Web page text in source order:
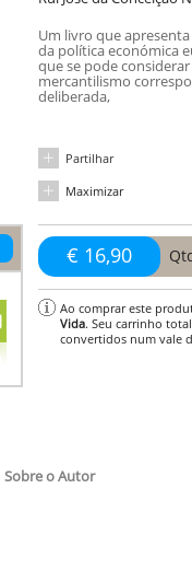
Um livro que
da política económica
que se pode
mercantilismo
deliberada,
Partilhar
Maximizar
€ 16,90
Ao comprar este
Vida. Seu carrinho
convertidos num vale
Sobre o Autor